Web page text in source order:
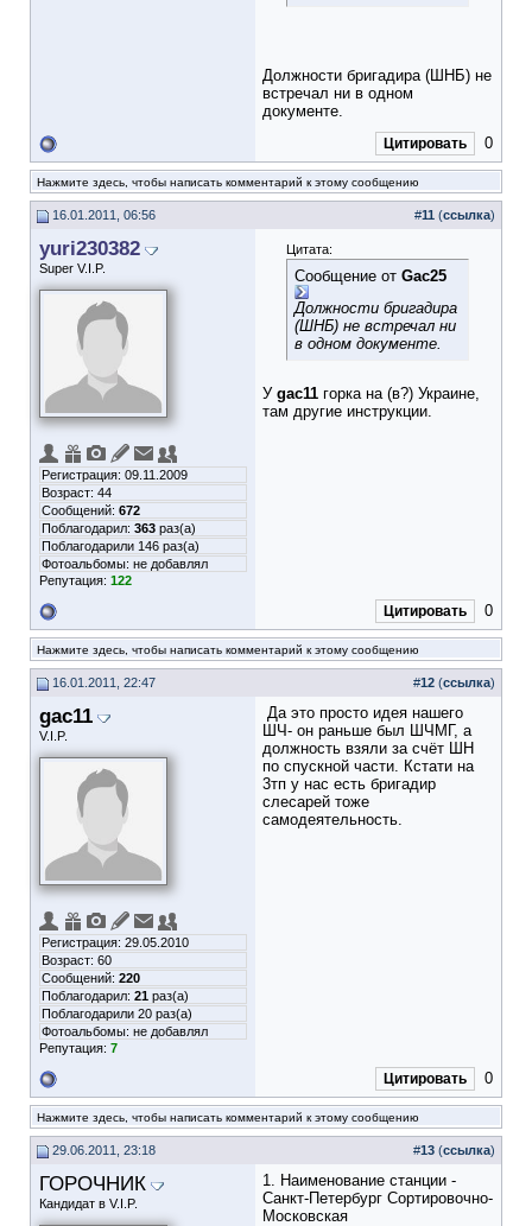
Должности бригадира (ШНБ) не
встречал ни в одном
документе.
Цитировать 0
Нажмите здесь, чтобы написать комментарий к этому сообщению
16.01.2011, 06:56 #11 (ссылка)
yuri230382
Super V.I.P.
Регистрация: 09.11.2009
Возраст: 44
Сообщений: 672
Поблагодарил: 363 раз(а)
Поблагодарили 146 раз(а)
Фотоальбомы: не добавлял
Репутация: 122
Цитата:
Сообщение от Gac25
Должности бригадира
(ШНБ) не встречал ни
в одном документе.
У gac11 горка на (в?) Украине,
там другие инструкции.
Цитировать 0
Нажмите здесь, чтобы написать комментарий к этому сообщению
16.01.2011, 22:47 #12 (ссылка)
gac11
V.I.P.
Регистрация: 29.05.2010
Возраст: 60
Сообщений: 220
Поблагодарил: 21 раз(а)
Поблагодарили 20 раз(а)
Фотоальбомы: не добавлял
Репутация: 7
Да это просто идея нашего
ШЧ- он раньше был ШЧМГ, а
должность взяли за счёт ШН
по спускной части. Кстати на
3тп у нас есть бригадир
слесарей тоже
самодеятельность.
Цитировать 0
Нажмите здесь, чтобы написать комментарий к этому сообщению
29.06.2011, 23:18 #13 (ссылка)
ГОРОЧНИК
Кандидат в V.I.P.
1. Наименование станции -
Санкт-Петербург Сортировочно-
Московская